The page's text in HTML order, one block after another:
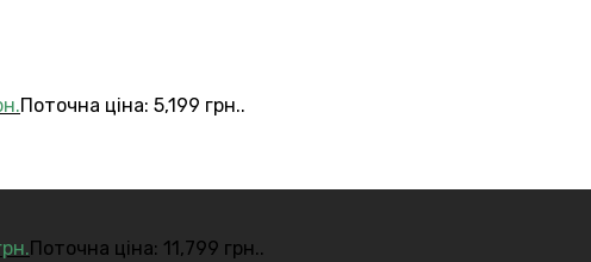
Поточна ціна: 5,199 грн..
Поточна ціна: 11,799 грн..